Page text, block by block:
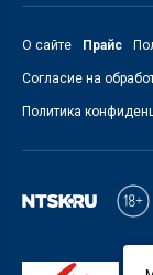
О сайте Прайс
Согласие на
Политика